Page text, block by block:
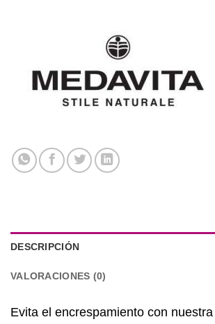
DESCRIPCIÓN
VALORACIONES (0)
Evita el encrespamiento con